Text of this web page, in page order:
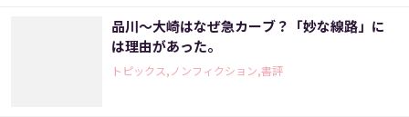
品川～大崎はなぜ急カーブ？「妙な線路」に
は理由があった。
トピックス,ノンフィクション,書評